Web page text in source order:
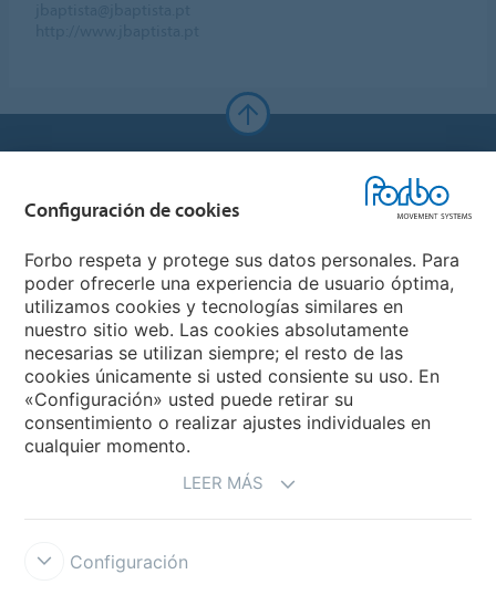
Forbo Websites
Forbo Group
Forbo Flooring Systems
Forbo Movement Systems
Seleccione un país
Configuración de cookies
Forbo respeta y protege sus datos personales. Para
poder ofrecerle una experiencia de usuario óptima,
utilizamos cookies y tecnologías similares en
nuestro sitio web. Las cookies absolutamente
necesarias se utilizan siempre; el resto de las
cookies únicamente si usted consiente su uso. En
«Configuración» usted puede retirar su
consentimiento o realizar ajustes individuales en
cualquier momento.
LEER MÁS
Configuración